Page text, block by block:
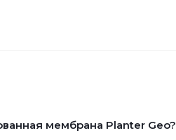
мембрана Planter Geo?